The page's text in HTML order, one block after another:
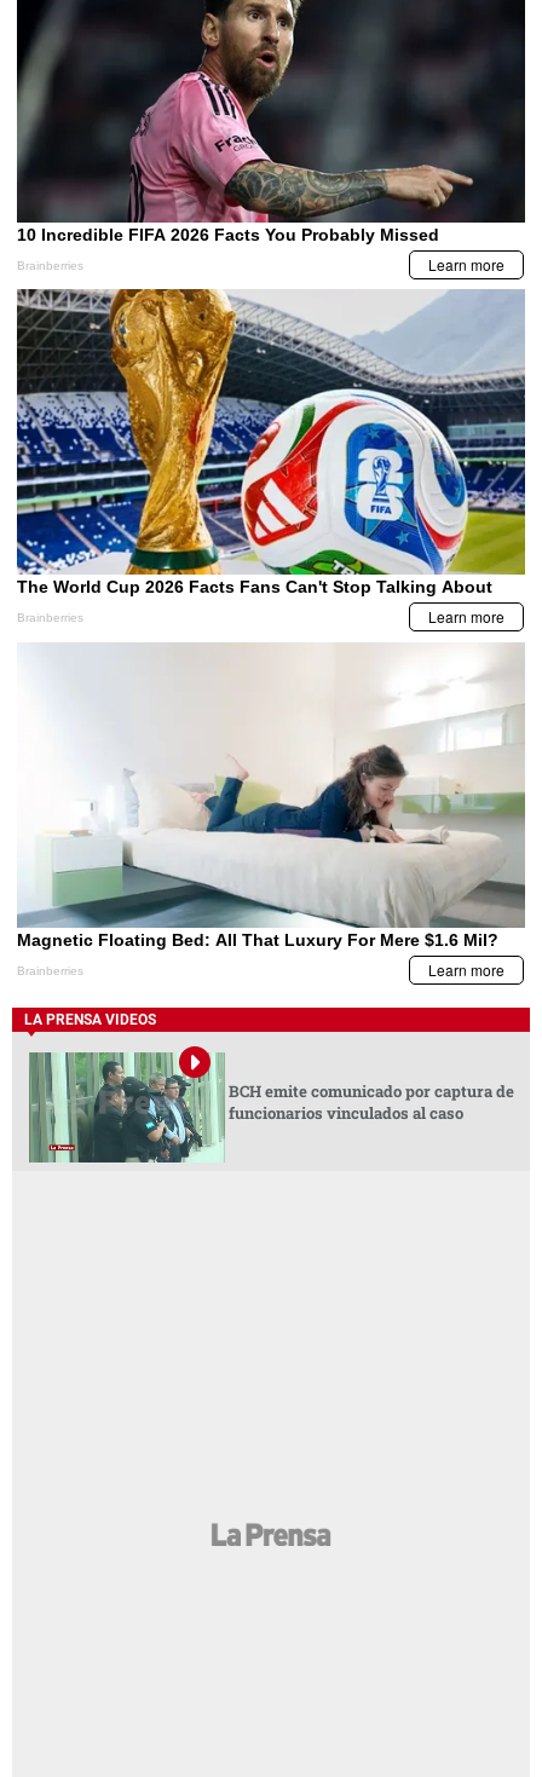
LA PRENSA VIDEOS
BCH emite comunicado por captura de
funcionarios vinculados al caso